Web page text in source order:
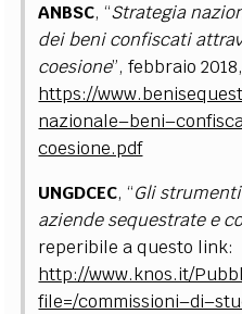
ANBSC, “Strategia
dei beni confiscati
coesione”, febbraio
https://
coesione.pdf
UNGDCEC, “Gli
aziende sequestrate e
reperibile a questo link:
http://www.knos.it/
file=/